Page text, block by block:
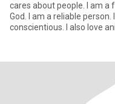
cares about people. I am
God. I am a reliable
conscientious. I also love